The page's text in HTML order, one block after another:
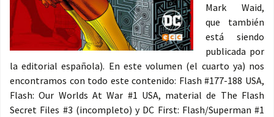
Mark Waid,
que también
está siendo
publicada por
la editorial española). En este volumen (el cuarto ya) nos
encontramos con todo este contenido: Flash #177-188 USA,
Flash: Our Worlds At War #1 USA, material de The Flash
Secret Files #3 (incompleto) y DC First: Flash/Superman #1